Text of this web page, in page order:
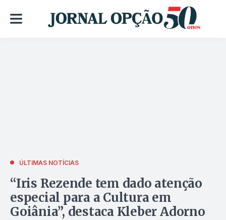
ÚLTIMAS NOTÍCIAS
“Iris Rezende tem dado atenção
especial para a Cultura em
Goiânia”, destaca Kleber Adorno